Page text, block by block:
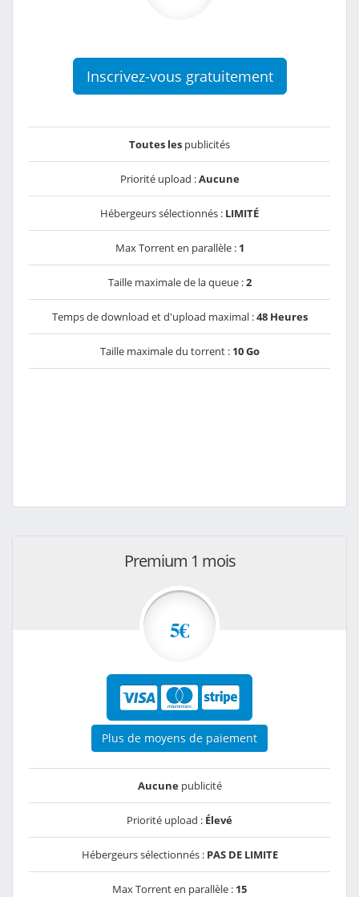
Inscrivez-vous gratuitement
Toutes les publicités
Priorité upload :Aucune
Hébergeurs sélectionnés : LIMITÉ
Max Torrent en parallèle : 1
Taille maximale de la queue :2
Temps de download et d'upload maximal :48 Heures
Taille maximale du torrent : 10 Go
Premium 1 mois
5€
Plus de moyens de paiement
Aucunepublicité
Priorité upload : Élevé
Hébergeurs sélectionnés : PAS DE LIMITE
Max Torrent en parallèle : 15